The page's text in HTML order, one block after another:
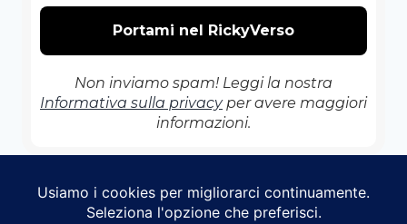
Non inviamo spam! Leggi la nostra
Informativa sulla privacyper avere maggiori
informazioni.